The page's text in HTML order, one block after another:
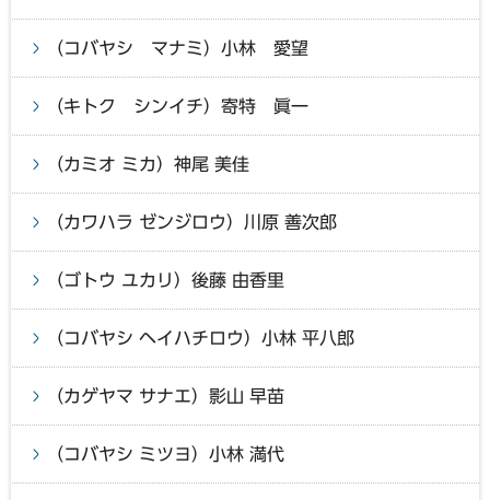
（コバヤシ マナミ）小林 愛望
（キトク シンイチ）寄特 眞一
（カミオ ミカ）神尾 美佳
（カワハラ ゼンジロウ）川原 善次郎
（ゴトウ ユカリ）後藤 由香里
（コバヤシ ヘイハチロウ）小林 平八郎
（カゲヤマ サナエ）影山 早苗
（コバヤシ ミツヨ）小林 満代